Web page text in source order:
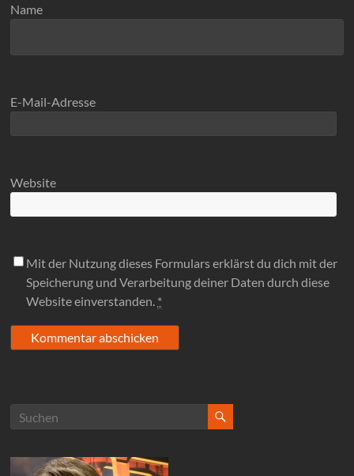
Name
E-Mail-Adresse
Website
Mit der Nutzung dieses Formulars erklärst du dich mit der
Speicherung und Verarbeitung deiner Daten durch diese
Website einverstanden. *